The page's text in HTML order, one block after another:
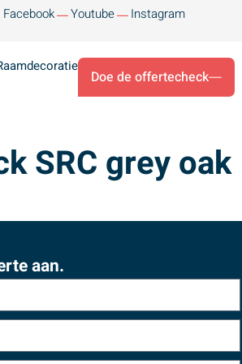
Facebook Youtube Instagram
Doe de offertecheck
SRC grey oak
aan.